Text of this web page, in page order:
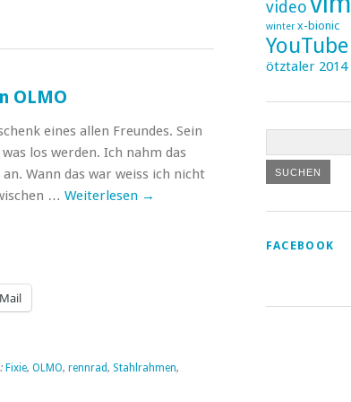
OLMO
eines allen Freundes. Sein
los werden. Ich nahm das
Wann das war weiss ich nicht
… Weiterlesen →
Fixie, OLMO, rennrad, Stahlrahmen,
video
winter x-bionic
YouTube
ötztaler 2014
FACEBOOK